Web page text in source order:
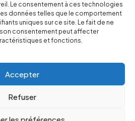
Le consentement à ces technologies
données telles que le comportement
uniques sur ce site. Le fait de ne
consentement peut affecter
et fonctions.
Accepter
Refuser
les préférences